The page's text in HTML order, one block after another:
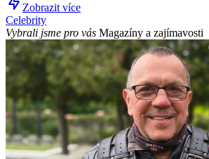
Zobrazit více
Celebrity
Vybrali jsme pro vás Magazíny a zajímavosti